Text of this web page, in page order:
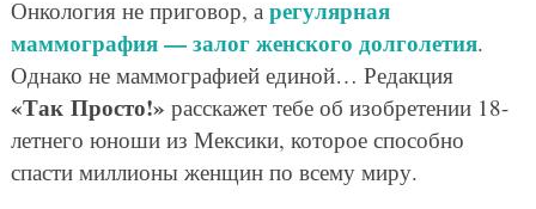
Онкология не приговор, а регулярная
маммография — залог женского долголетия.
Однако не маммографией единой… Редакция
«Так Просто!» расскажет тебе об изобретении 18-
летнего юноши из Мексики, которое способно
спасти миллионы женщин по всему миру.